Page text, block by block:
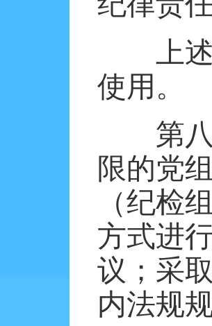
上
使用。
第
限的党
（纪检
方式进
议；采
内法规